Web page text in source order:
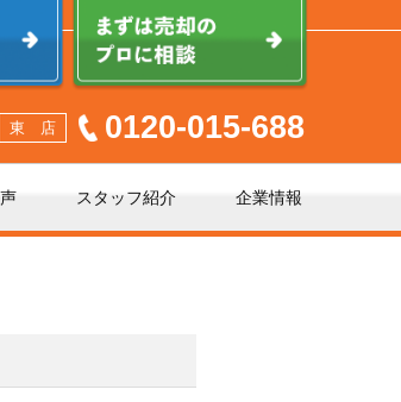
東 店 0120-015-688
スタッフ紹介 企業情報